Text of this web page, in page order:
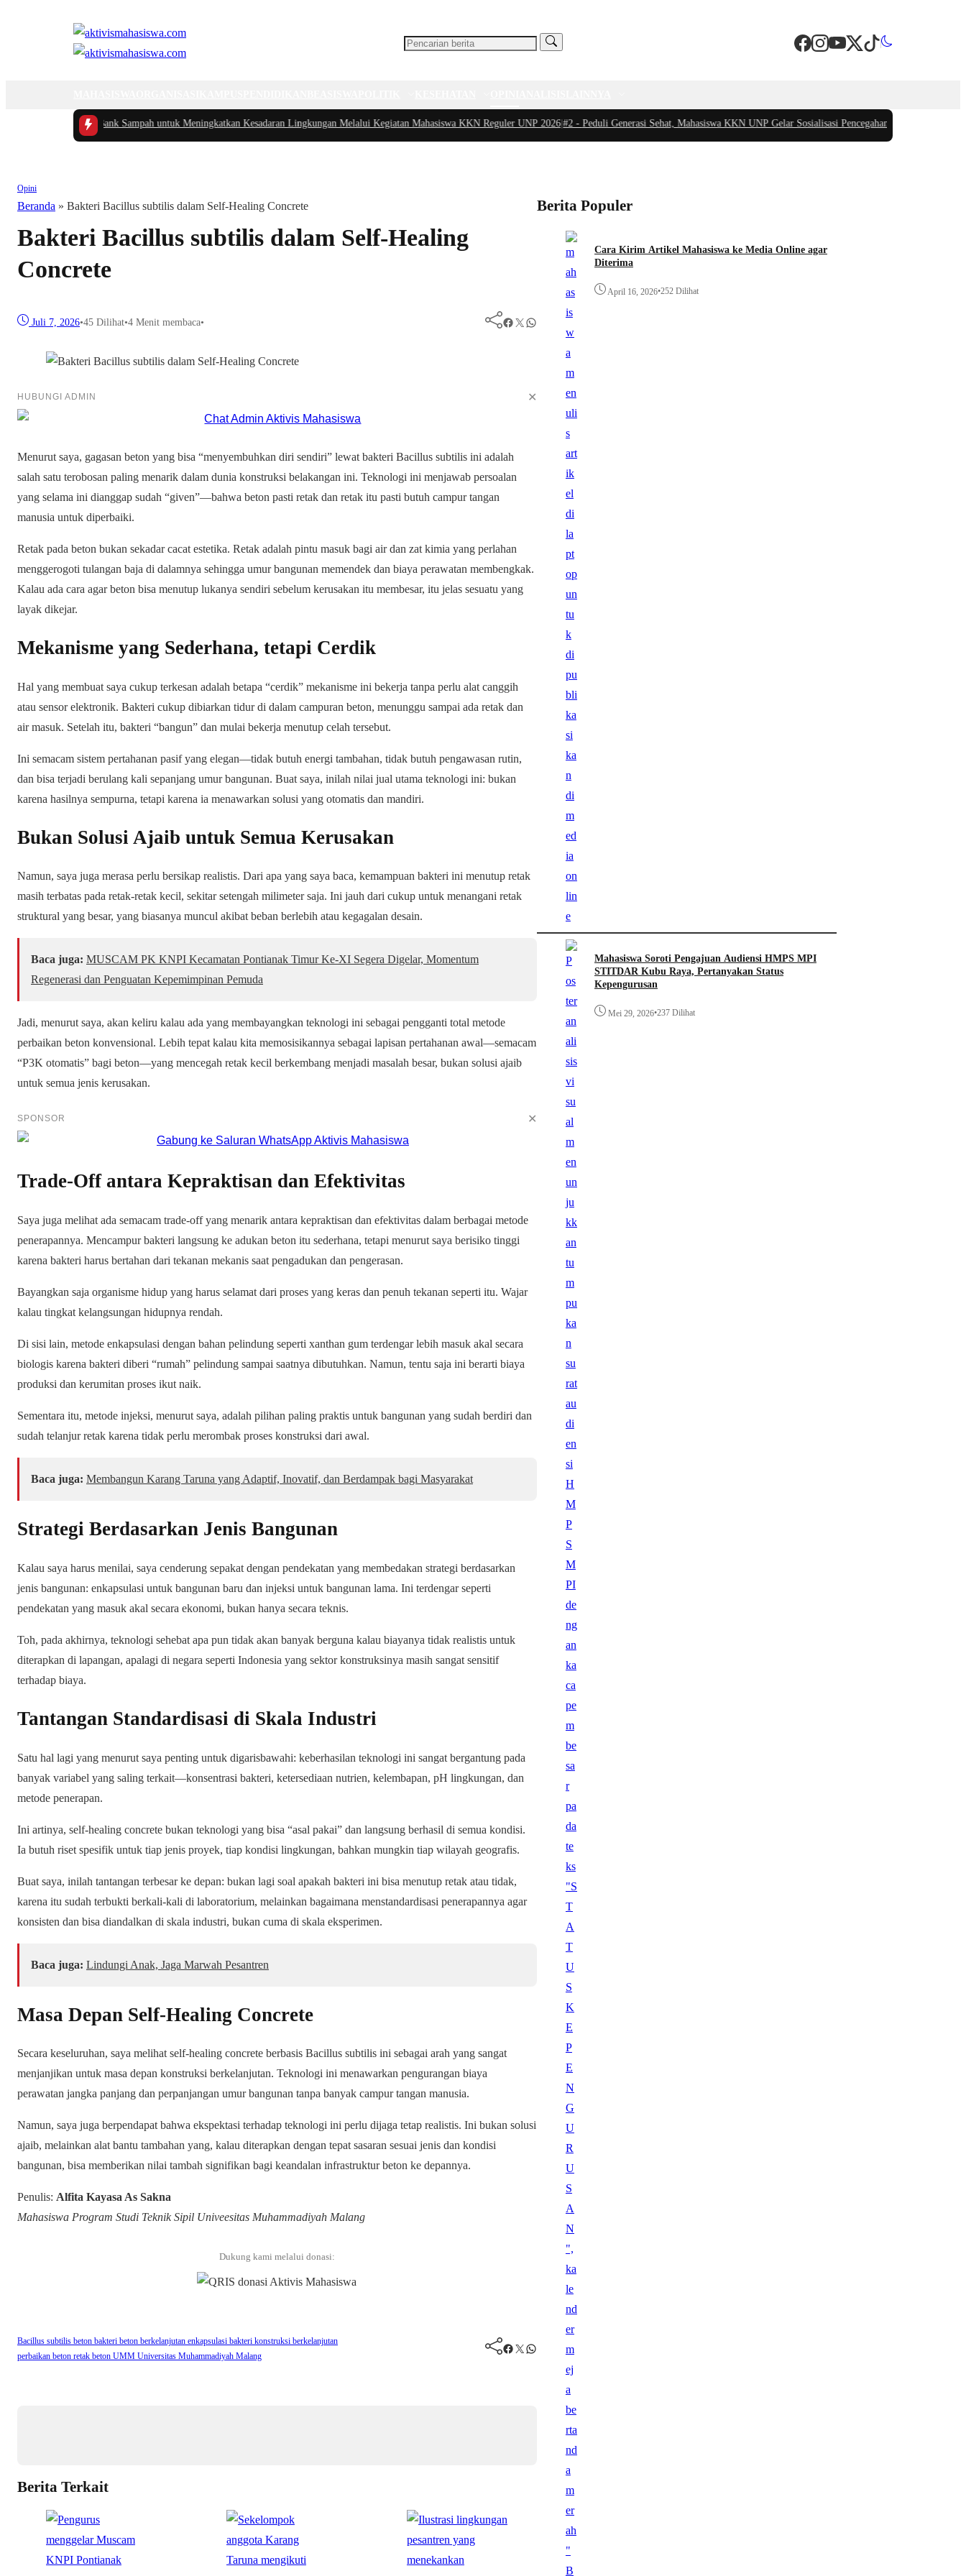
Program Bank Sampah untuk Meningkatkan Kesadaran Lingkungan Melalui Kegiatan Mahasiswa KKN Reguler UNP 2026|#2 -Peduli Generasi Sehat, Mahasiswa KKN UNP Gelar Sosialisasi Pencegahan Stunting di Nagari
Opini
Beranda » Bakteri Bacillus subtilis dalam Self-Healing Concrete
Bakteri Bacillus subtilis dalam Self-Healing
Concrete
Juli 7, 2026•45 Dilihat•4 Menit membaca• Facebook Twitter WhatsApp
HUBUNGI ADMIN ✕
Menurut saya, gagasan beton yang bisa “menyembuhkan diri sendiri” lewat bakteri Bacillus subtilis ini adalah
salah satu terobosan paling menarik dalam dunia konstruksi belakangan ini. Teknologi ini menjawab persoalan
yang selama ini dianggap sudah “given”—bahwa beton pasti retak dan retak itu pasti butuh campur tangan
manusia untuk diperbaiki.
Retak pada beton bukan sekadar cacat estetika. Retak adalah pintu masuk bagi air dan zat kimia yang perlahan
menggerogoti tulangan baja di dalamnya sehingga umur bangunan memendek dan biaya perawatan membengkak.
Kalau ada cara agar beton bisa menutup lukanya sendiri sebelum kerusakan itu membesar, itu jelas sesuatu yang
layak dikejar.
Mekanisme yang Sederhana, tetapi Cerdik
Hal yang membuat saya cukup terkesan adalah betapa “cerdik” mekanisme ini bekerja tanpa perlu alat canggih
atau sensor elektronik. Bakteri cukup dibiarkan tidur di dalam campuran beton, menunggu sampai ada retak dan
air masuk. Setelah itu, bakteri “bangun” dan mulai bekerja menutup celah tersebut.
Ini semacam sistem pertahanan pasif yang elegan—tidak butuh energi tambahan, tidak butuh pengawasan rutin,
dan bisa terjadi berulang kali sepanjang umur bangunan. Buat saya, inilah nilai jual utama teknologi ini: bukan
karena hasilnya sempurna, tetapi karena ia menawarkan solusi yang otomatis dan mandiri.
Bukan Solusi Ajaib untuk Semua Kerusakan
Namun, saya juga merasa perlu bersikap realistis. Dari apa yang saya baca, kemampuan bakteri ini menutup retak
masih terbatas pada retak-retak kecil, sekitar setengah milimeter saja. Ini jauh dari cukup untuk menangani retak
struktural yang besar, yang biasanya muncul akibat beban berlebih atau kegagalan desain.
Baca juga: MUSCAM PK KNPI Kecamatan Pontianak Timur Ke-XI Segera Digelar, Momentum
Regenerasi dan Penguatan Kepemimpinan Pemuda
Jadi, menurut saya, akan keliru kalau ada yang membayangkan teknologi ini sebagai pengganti total metode
perbaikan beton konvensional. Lebih tepat kalau kita memosisikannya sebagai lapisan pertahanan awal—semacam
“P3K otomatis” bagi beton—yang mencegah retak kecil berkembang menjadi masalah besar, bukan solusi ajaib
untuk semua jenis kerusakan.
SPONSOR ✕
Trade-Off antara Kepraktisan dan Efektivitas
Saya juga melihat ada semacam trade-off yang menarik antara kepraktisan dan efektivitas dalam berbagai metode
penerapannya. Mencampur bakteri langsung ke adukan beton itu sederhana, tetapi menurut saya berisiko tinggi
karena bakteri harus bertahan dari tekanan mekanis saat pengadukan dan pengerasan.
Bayangkan saja organisme hidup yang harus selamat dari proses yang keras dan penuh tekanan seperti itu. Wajar
kalau tingkat kelangsungan hidupnya rendah.
Di sisi lain, metode enkapsulasi dengan bahan pelindung seperti xanthan gum terdengar lebih masuk akal secara
biologis karena bakteri diberi “rumah” pelindung sampai saatnya dibutuhkan. Namun, tentu saja ini berarti biaya
produksi dan kerumitan proses ikut naik.
Sementara itu, metode injeksi, menurut saya, adalah pilihan paling praktis untuk bangunan yang sudah berdiri dan
sudah telanjur retak karena tidak perlu merombak proses konstruksi dari awal.
Baca juga: Membangun Karang Taruna yang Adaptif, Inovatif, dan Berdampak bagi Masyarakat
Strategi Berdasarkan Jenis Bangunan
Kalau saya harus menilai, saya cenderung sepakat dengan pendekatan yang membedakan strategi berdasarkan
jenis bangunan: enkapsulasi untuk bangunan baru dan injeksi untuk bangunan lama. Ini terdengar seperti
pendekatan yang masuk akal secara ekonomi, bukan hanya secara teknis.
Toh, pada akhirnya, teknologi sehebat apa pun tidak akan banyak berguna kalau biayanya tidak realistis untuk
diterapkan di lapangan, apalagi di negara seperti Indonesia yang sektor konstruksinya masih sangat sensitif
terhadap biaya.
Tantangan Standardisasi di Skala Industri
Satu hal lagi yang menurut saya penting untuk digarisbawahi: keberhasilan teknologi ini sangat bergantung pada
banyak variabel yang saling terkait—konsentrasi bakteri, ketersediaan nutrien, kelembapan, pH lingkungan, dan
metode penerapan.
Ini artinya, self-healing concrete bukan teknologi yang bisa “asal pakai” dan langsung berhasil di semua kondisi.
Ia butuh riset spesifik untuk tiap jenis proyek, tiap kondisi lingkungan, bahkan mungkin tiap wilayah geografis.
Buat saya, inilah tantangan terbesar ke depan: bukan lagi soal apakah bakteri ini bisa menutup retak atau tidak,
karena itu sudah terbukti berkali-kali di laboratorium, melainkan bagaimana menstandardisasi penerapannya agar
konsisten dan bisa diandalkan di skala industri, bukan cuma di skala eksperimen.
Baca juga: Lindungi Anak, Jaga Marwah Pesantren
Masa Depan Self-Healing Concrete
Secara keseluruhan, saya melihat self-healing concrete berbasis Bacillus subtilis ini sebagai arah yang sangat
menjanjikan untuk masa depan konstruksi berkelanjutan. Teknologi ini menawarkan pengurangan biaya
perawatan jangka panjang dan perpanjangan umur bangunan tanpa banyak campur tangan manusia.
Namun, saya juga berpendapat bahwa ekspektasi terhadap teknologi ini perlu dijaga tetap realistis. Ini bukan solusi
ajaib, melainkan alat bantu tambahan yang, kalau diterapkan dengan tepat sasaran sesuai jenis dan kondisi
bangunan, bisa memberikan nilai tambah signifikan bagi keandalan infrastruktur beton ke depannya.
Penulis: Alfita Kayasa As Sakna
Mahasiswa Program Studi Teknik Sipil Univeesitas Muhammadiyah Malang
Dukung kami melalui donasi:
Bacillus subtilis beton bakteri beton berkelanjutan enkapsulasi bakteri konstruksi berkelanjutan
perbaikan beton retak beton UMM Universitas Muhammadiyah Malang
Facebook Twitter WhatsApp
Berita Terkait
Berita Populer
Cara Kirim Artikel Mahasiswa ke Media Online agar
Diterima
April 16, 2026•252 Dilihat
Mahasiswa Soroti Pengajuan Audiensi HMPS MPI
STITDAR Kubu Raya, Pertanyakan Status
Kepengurusan
Mei 29, 2026•237 Dilihat